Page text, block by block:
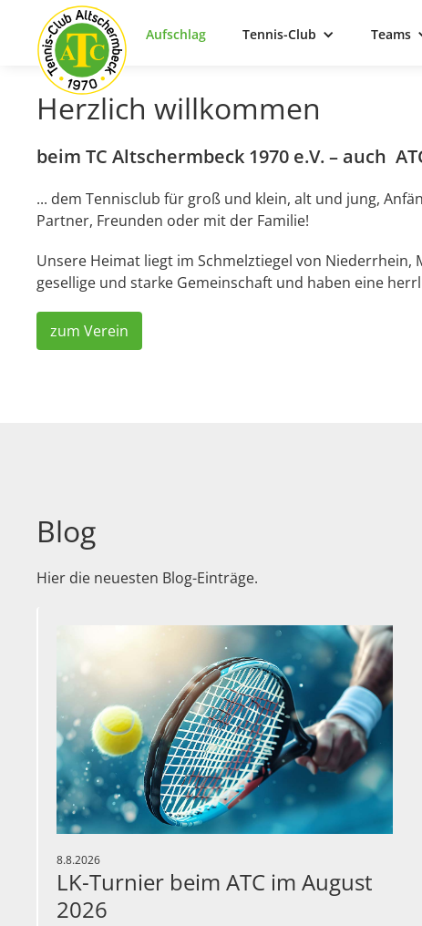
Aufschlag Tennis-Club Teams
Herzlich willkommen
beim TC Altschermbeck 1970 e.V. – auch
... dem Tennisclub für groß und klein, alt und jung,
Partner, Freunden oder mit der Familie!
Unsere Heimat liegt im Schmelztiegel von
gesellige und starke Gemeinschaft und haben eine
zum Verein
Blog
Hier die neuesten Blog-Einträge.
8.8.2026
LK-Turnier beim ATC im August
2026